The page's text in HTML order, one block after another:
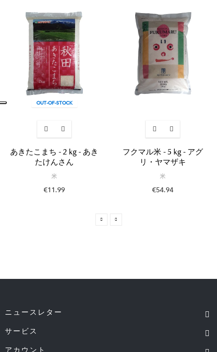
OUT-OF-STOCK
あきたこまち - 2 kg - あき
たけんさん
米
€11.99
フクマル米 - 5 kg - アグ
リ・ヤマザキ
米
€54.94
ニュースレター
サービス
アカウント